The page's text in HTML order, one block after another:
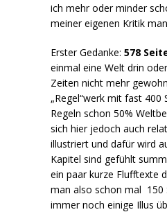
ich mehr oder minder
meiner eigenen Kritik
Erster Gedanke:578
einmal eine Welt drin
Zeiten nicht mehr
„Regel“werk mit fast
Regeln schon 50%
sich hier jedoch auch
illustriert und dafür wird
Kapitel sind gefühlt
ein paar kurze Flufftexte
man also schon mal 150
immer noch einige Illus